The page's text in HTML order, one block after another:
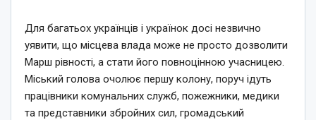
Для багатьох українців і українок досі незвично
уявити, що місцева влада може не просто дозволити
Марш рівності, а стати його повноцінною учасницею.
Міський голова очолює першу колону, поруч ідуть
працівники комунальних служб, пожежники, медики
та представники збройних сил, громадський